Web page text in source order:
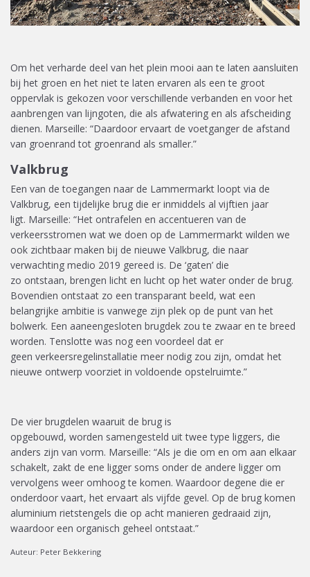
Om het verharde deel van het plein mooi aan te laten aansluiten
bij het groen en het niet te laten ervaren als een te groot
oppervlak is gekozen voor verschillende verbanden en voor het
aanbrengen van lijngoten, die als afwatering en als afscheiding
dienen. Marseille: “Daardoor ervaart de voetganger de afstand
van groenrand tot groenrand als smaller.”
Valkbrug
Een van de toegangen naar de Lammermarkt loopt via de
Valkbrug, een tijdelijke brug die er inmiddels al vijftien jaar
ligt. Marseille: “Het ontrafelen en accentueren van de
verkeersstromen wat we doen op de Lammermarkt wilden we
ook zichtbaar maken bij de nieuwe Valkbrug, die naar
verwachting medio 2019 gereed is. De ‘gaten’ die
zo ontstaan, brengen licht en lucht op het water onder de brug.
Bovendien ontstaat zo een transparant beeld, wat een
belangrijke ambitie is vanwege zijn plek op de punt van het
bolwerk. Een aaneengesloten brugdek zou te zwaar ente breed
worden. Tenslotte was nog een voordeel dat er
geen verkeersregelinstallatie meer nodig zou zijn, omdat het
nieuwe ontwerp voorziet in voldoende opstelruimte.”
De vier brugdelen waaruit de brug is
opgebouwd, worden samengesteld uit tweetype liggers, die
anders zijn van vorm. Marseille: “Als je die om en om aan elkaar
schakelt, zakt de ene ligger soms onder de andere ligger om
vervolgens weer omhoog te komen. Waardoor degene die er
onderdoor vaart, het ervaart als vijfde gevel. Op de brug komen
aluminium rietstengels die op acht manieren gedraaid zijn,
waardoor een organisch geheel ontstaat.”
Auteur: Peter Bekkering